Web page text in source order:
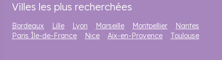
Villes les plus recherchées
Bordeaux Lille Lyon Marseille Montpellier
Nantes
Paris Île-de-France
Nice Aix-en-Provence Toulouse